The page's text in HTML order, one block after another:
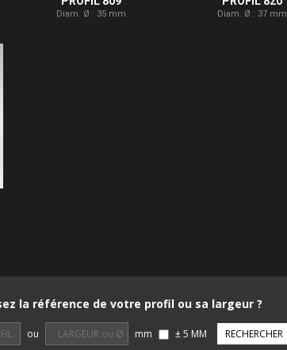
Diam. Ø : 35 mm Diam. Ø : 37 mm
la référence de votre profil ou sa largeur ?
ou mm ± 5 MM